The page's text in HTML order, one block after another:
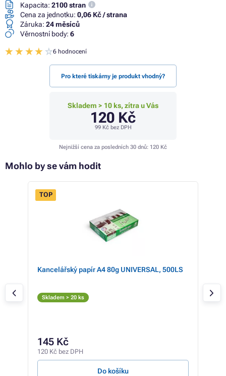
Kapacita: 2100 stran
Cena za jednotku: 0,06 Kč / strana
Záruka: 24 měsíců
Věrnostní body: 6
6 hodnocení
Pro které tiskárny je produkt vhodný?
Skladem > 10 ks, zítra u Vás
120 Kč
99 Kčbez DPH
Nejnižší cena za posledních 30 dnů: 120 Kč
Mohlo by se vám hodit
TOP
Kancelářský papír A4 80g UNIVERSAL, 500LS
Skladem > 20 ks
145 Kč
120 Kč bez DPH
Do košíku